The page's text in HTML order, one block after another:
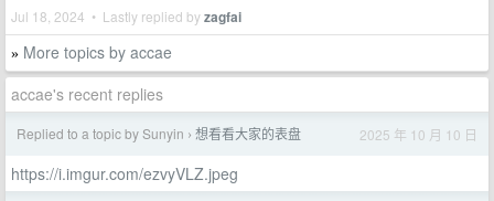
Jul 18, 2024 • Lastly replied byzagfai
» More topics by accae
accae's recent replies
Replied to a topic by Sunyin › 想看看大家的表盘 2025 年 10 月 10 日
https://i.imgur.com/ezvyVLZ.jpeg